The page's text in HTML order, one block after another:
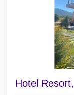
Hotel